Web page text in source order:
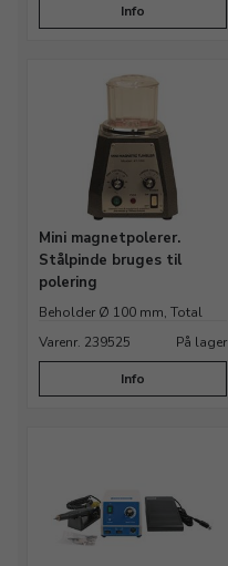
Info
Mini magnetpolerer.
Stålpinde bruges til
polering
Beholder Ø 100 mm, Total
Varenr. 239525 På lager
Info